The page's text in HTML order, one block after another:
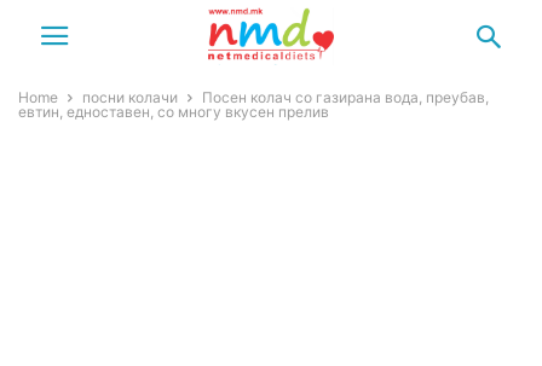
Home посни колачи
Посен колач со газирана вода, преубав,
евтин, едноставен, со многу вкусен прелив